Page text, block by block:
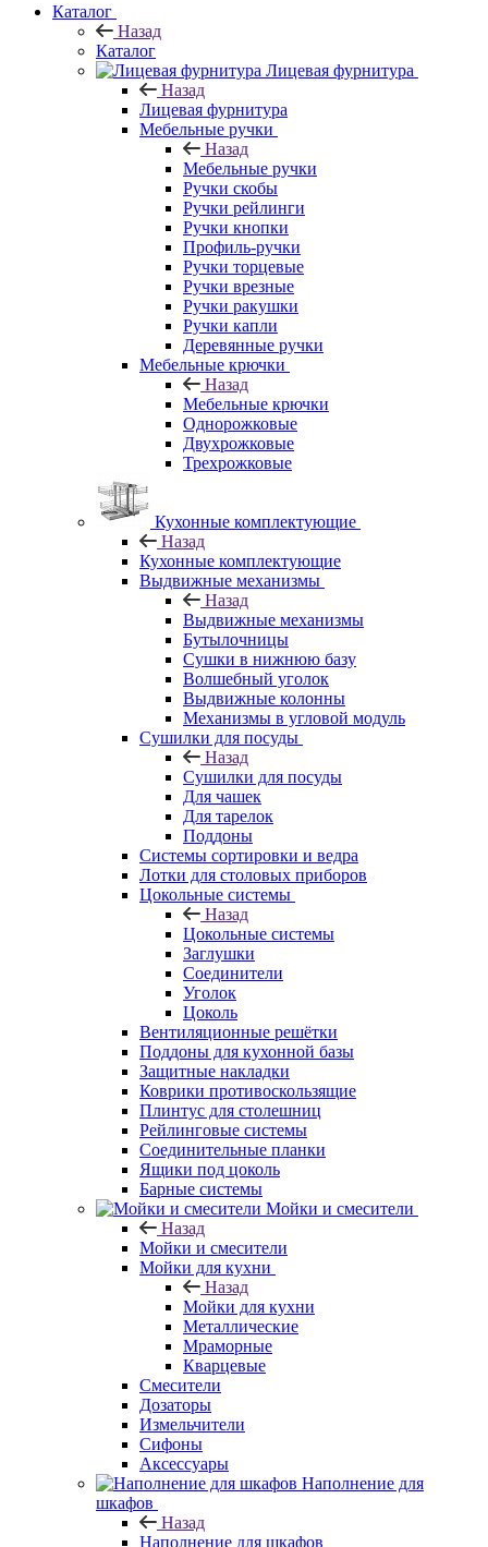
Каталог
Назад
Каталог
Лицевая фурнитура
Назад
Лицевая фурнитура
Мебельные ручки
Назад
Мебельные ручки
Ручки скобы
Ручки рейлинги
Ручки кнопки
Профиль-ручки
Ручки торцевые
Ручки врезные
Ручки ракушки
Ручки капли
Деревянные ручки
Мебельные крючки
Назад
Мебельные крючки
Однорожковые
Двухрожковые
Трехрожковые
Кухонные комплектующие
Назад
Кухонные комплектующие
Выдвижные механизмы
Назад
Выдвижные механизмы
Бутылочницы
Сушки в нижнюю базу
Волшебный уголок
Выдвижные колонны
Механизмы в угловой модуль
Сушилки для посуды
Назад
Сушилки для посуды
Для чашек
Для тарелок
Поддоны
Системы сортировки и ведра
Лотки для столовых приборов
Цокольные системы
Назад
Цокольные системы
Заглушки
Соединители
Уголок
Цоколь
Вентиляционные решётки
Поддоны для кухонной базы
Защитные накладки
Коврики противоскользящие
Плинтус для столешниц
Рейлинговые системы
Соединительные планки
Ящики под цоколь
Барные системы
Мойки и смесители
Назад
Мойки и смесители
Мойки для кухни
Назад
Мойки для кухни
Металлические
Мраморные
Кварцевые
Смесители
Дозаторы
Измельчители
Сифоны
Аксессуары
Наполнение для
шкафов
Назад
Наполнение для шкафов